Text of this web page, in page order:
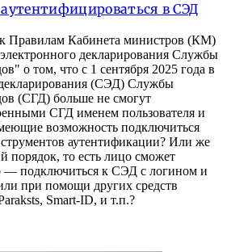
в СЭД
Правилам Кабинета министров (КМ)
декларирования Службы
о том, что с 1 сентября 2025 года в
(СЭД) Службы
(СГД) больше не смогут
СГД именем пользователя и
возможность подключиться
аутентификации? Или же
порядок, то есть лицо сможет
— подключиться к СЭД с логином и
при помощи других средств
Smart-ID, и т.п.?